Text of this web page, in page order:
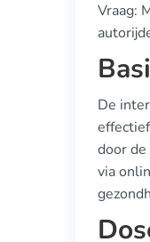
Vraag:
De
door
via